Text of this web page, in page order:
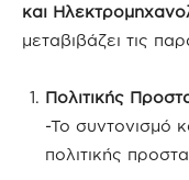
και
μεταβιβάζει τις
Πολιτικής
-Το συντονισμό
πολιτικής